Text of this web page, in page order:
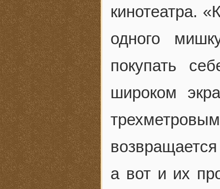
кинотеатра.
одного
покупать
широком
а вот и их